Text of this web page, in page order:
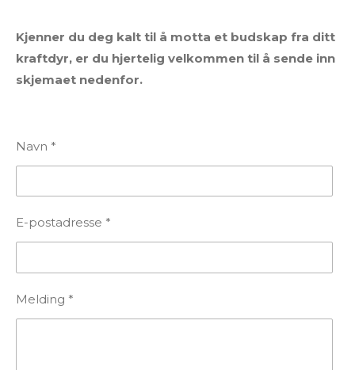
Kjenner du deg kalt til å motta et budskap fra ditt
kraftdyr, er du hjertelig velkommen til å sende inn
skjemaet nedenfor.
Navn *
E-postadresse *
Melding *